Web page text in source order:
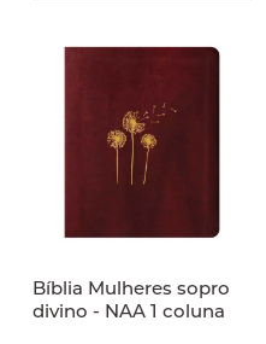
Bíblia Mulheres sopro
divino - NAA 1 coluna